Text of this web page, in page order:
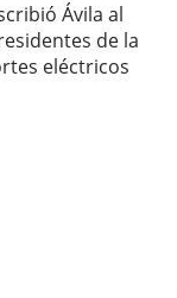
Ávila al
de la
eléctricos